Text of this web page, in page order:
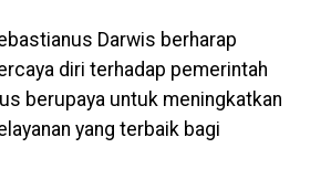
Darwis berharap
diri terhadap pemerintah
berupaya untuk meningkatkan
yang terbaik bagi